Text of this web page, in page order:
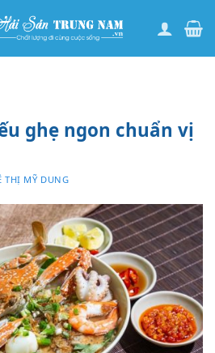
ghẹ ngon chuẩn vị
THỊ MỸ DUNG